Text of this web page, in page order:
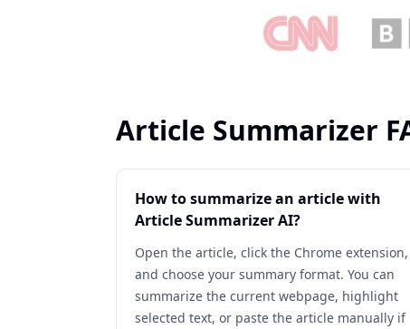
Article Summarizer
How to summarize an article with
Article Summarizer AI?
Open the article, click the Chrome extension,
and choose your summary format. You can
summarize the current webpage, highlight
selected text, or paste the article manually if